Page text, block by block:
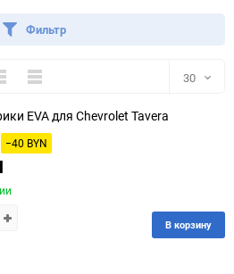
Фильтр
Компактно 30
30
150
EVA для Chevrolet Tavera
−40 BYN
В корзину